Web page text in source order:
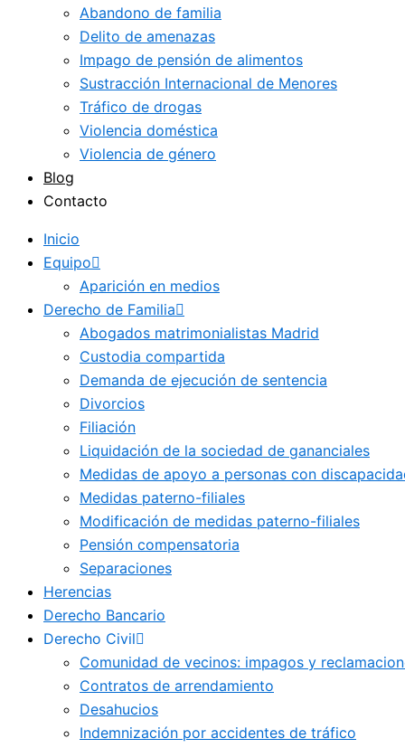
Abandono de familia
Delito de amenazas
Impago de pensión de alimentos
Sustracción Internacional de Menores
Tráfico de drogas
Violencia doméstica
Violencia de género
Blog
Contacto
Inicio
Equipo
Aparición en medios
Derecho de Familia
Abogados matrimonialistas Madrid
Custodia compartida
Demanda de ejecución de sentencia
Divorcios
Filiación
Liquidación de la sociedad de gananciales
Medidas de apoyo a personas con
Medidas paterno-filiales
Modificación de medidas paterno-filiales
Pensión compensatoria
Separaciones
Herencias
Derecho Bancario
Derecho Civil
Comunidad de vecinos: impagos y
Contratos de arrendamiento
Desahucios
Indemnización por accidentes de tráfico